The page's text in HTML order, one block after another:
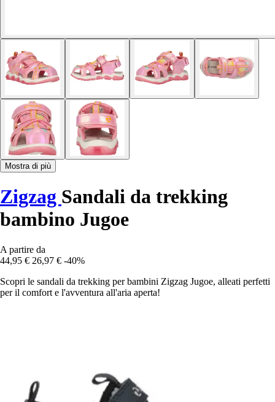
Mostra di più
Zigzag Sandali da trekking
bambino Jugoe
A partire da
44,95 € 26,97 € -40%
Scopri le sandali da trekking per bambini Zigzag Jugoe, alleati perfetti
per il comfort e l'avventura all'aria aperta!